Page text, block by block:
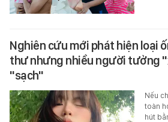
Nghiên cứu mới phát hiện loại
thư nhưng nhiều người tưởng
"sạch"
Nếu
toàn
hút